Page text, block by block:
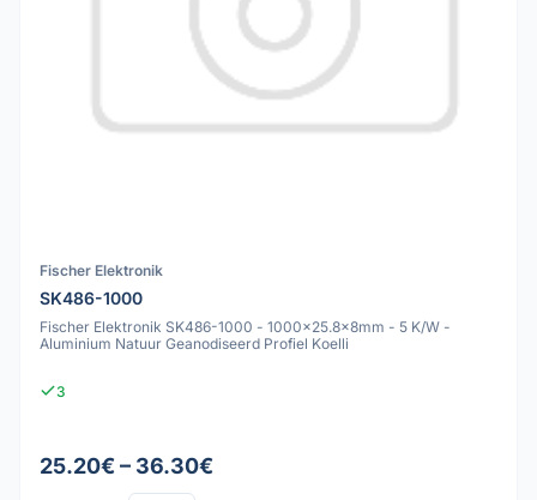
Fischer Elektronik
SK486-1000
Fischer Elektronik SK486-1000 - 1000x25.8x8mm - 5 K/W -
Aluminium Natuur Geanodiseerd Profiel Koelli
3
25.20€ – 36.30€